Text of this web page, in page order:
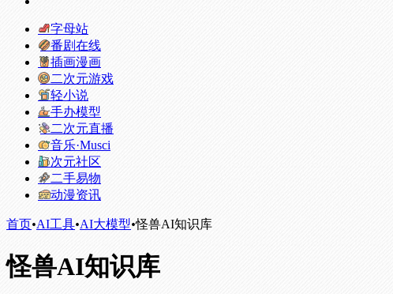
字母站
番剧在线
插画漫画
二次元游戏
轻小说
手办模型
二次元直播
音乐·Musci
次元社区
二手易物
动漫资讯
首页•AI工具•AI大模型•怪兽AI知识库
怪兽AI知识库